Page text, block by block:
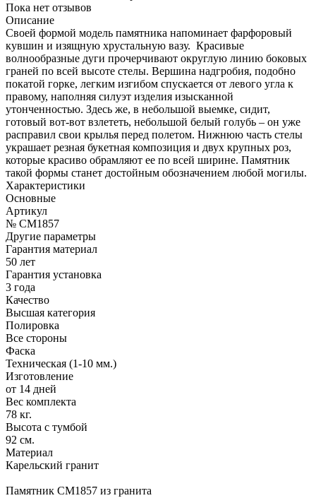
Пока нет отзывов
Описание
Своей формой модель памятника напоминает фарфоровый
кувшин и изящную хрустальную вазу. Красивые
волнообразные дуги прочерчивают округлую линию боковых
граней по всей высоте стелы. Вершина надгробия, подобно
покатой горке, легким изгибом спускается от левого угла к
правому, наполняя силуэт изделия изысканной
утонченностью. Здесь же, в небольшой выемке, сидит,
готовый вот-вот взлететь, небольшой белый голубь – он уже
расправил свои крылья перед полетом. Нижнюю часть стелы
украшает резная букетная композиция и двух крупных роз,
которые красиво обрамляют ее по всей ширине. Памятник
такой формы станет достойным обозначением любой могилы.
Характеристики
Основные
Артикул
№ CM1857
Другие параметры
Гарантия материал
50 лет
Гарантия установка
3 года
Качество
Высшая категория
Полировка
Все стороны
Фаска
Техническая (1-10 мм.)
Изготовление
от 14 дней
Вес комплекта
78 кг.
Высота с тумбой
92 см.
Материал
Карельский гранит
Памятник CM1857 из гранита